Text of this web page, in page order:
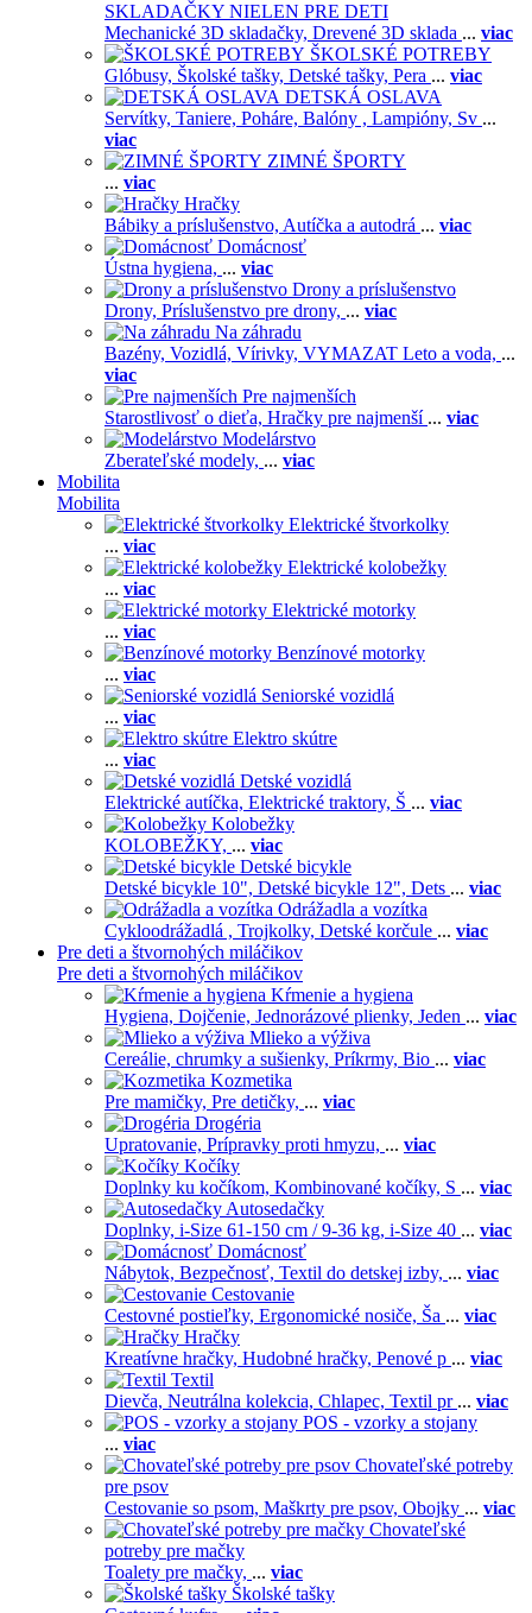
SKLADAČKY NIELEN PRE DETI
Mechanické 3D skladačky, Drevené 3D sklada ... viac
ŠKOLSKÉ POTREBY
Glóbusy, Školské tašky, Detské tašky, Pera ... viac
DETSKÁ OSLAVA
Servítky, Taniere, Poháre, Balóny , Lampióny, Sv ...
viac
ZIMNÉ ŠPORTY
... viac
Hračky
Bábiky a príslušenstvo, Autíčka a autodrá ... viac
Domácnosť
Ústna hygiena, ... viac
Drony a príslušenstvo
Drony, Príslušenstvo pre drony, ... viac
Na záhradu
Bazény, Vozidlá, Vírivky, VYMAZAT Leto a voda, ...
viac
Pre najmenších
Starostlivosť o dieťa, Hračky pre najmenší ... viac
Modelárstvo
Zberateľské modely, ... viac
Mobilita
Mobilita
Elektrické štvorkolky
... viac
Elektrické kolobežky
... viac
Elektrické motorky
... viac
Benzínové motorky
... viac
Seniorské vozidlá
... viac
Elektro skútre
... viac
Detské vozidlá
Elektrické autíčka, Elektrické traktory, Š ... viac
Kolobežky
KOLOBEŽKY, ... viac
Detské bicykle
Detské bicykle 10", Detské bicykle 12", Dets ... viac
Odrážadla a vozítka
Cykloodrážadlá , Trojkolky, Detské korčule ... viac
Pre deti a štvornohých miláčikov
Pre deti a štvornohých miláčikov
Kŕmenie a hygiena
Hygiena, Dojčenie, Jednorázové plienky, Jeden ... viac
Mlieko a výživa
Cereálie, chrumky a sušienky, Príkrmy, Bio ... viac
Kozmetika
Pre mamičky, Pre detičky, ... viac
Drogéria
Upratovanie, Prípravky proti hmyzu, ... viac
Kočíky
Doplnky ku kočíkom, Kombinované kočíky, S ... viac
Autosedačky
Doplnky, i-Size 61-150 cm / 9-36 kg, i-Size 40 ... viac
Domácnosť
Nábytok, Bezpečnosť, Textil do detskej izby, ... viac
Cestovanie
Cestovné postieľky, Ergonomické nosiče, Ša ... viac
Hračky
Kreatívne hračky, Hudobné hračky, Penové p ... viac
Textil
Dievča, Neutrálna kolekcia, Chlapec, Textil pr ... viac
POS - vzorky a stojany
... viac
Chovateľské potreby
pre psov
Cestovanie so psom, Maškrty pre psov, Obojky ... viac
Chovateľské
potreby pre mačky
Toalety pre mačky, ... viac
Školské tašky